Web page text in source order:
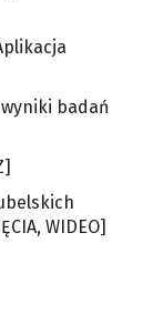
wyniki badań
WIDEO]